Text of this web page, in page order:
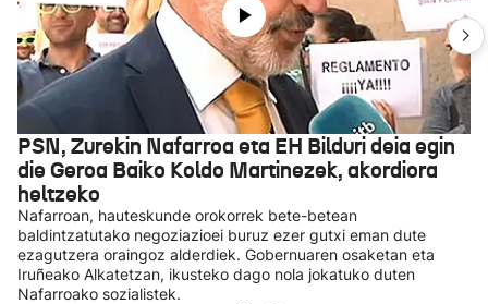
PSN, Zurekin Nafarroa eta EH Bilduri deia egin
die Geroa Baiko Koldo Martinezek, akordiora
heltzeko
Nafarroan, hauteskunde orokorrek bete-betean
baldintzatutako negoziazioei buruz ezer gutxi eman dute
ezagutzera oraingoz alderdiek. Gobernuaren osaketan eta
Iruñeako Alkatetzan, ikusteko dago nola jokatuko duten
Nafarroako sozialistek.